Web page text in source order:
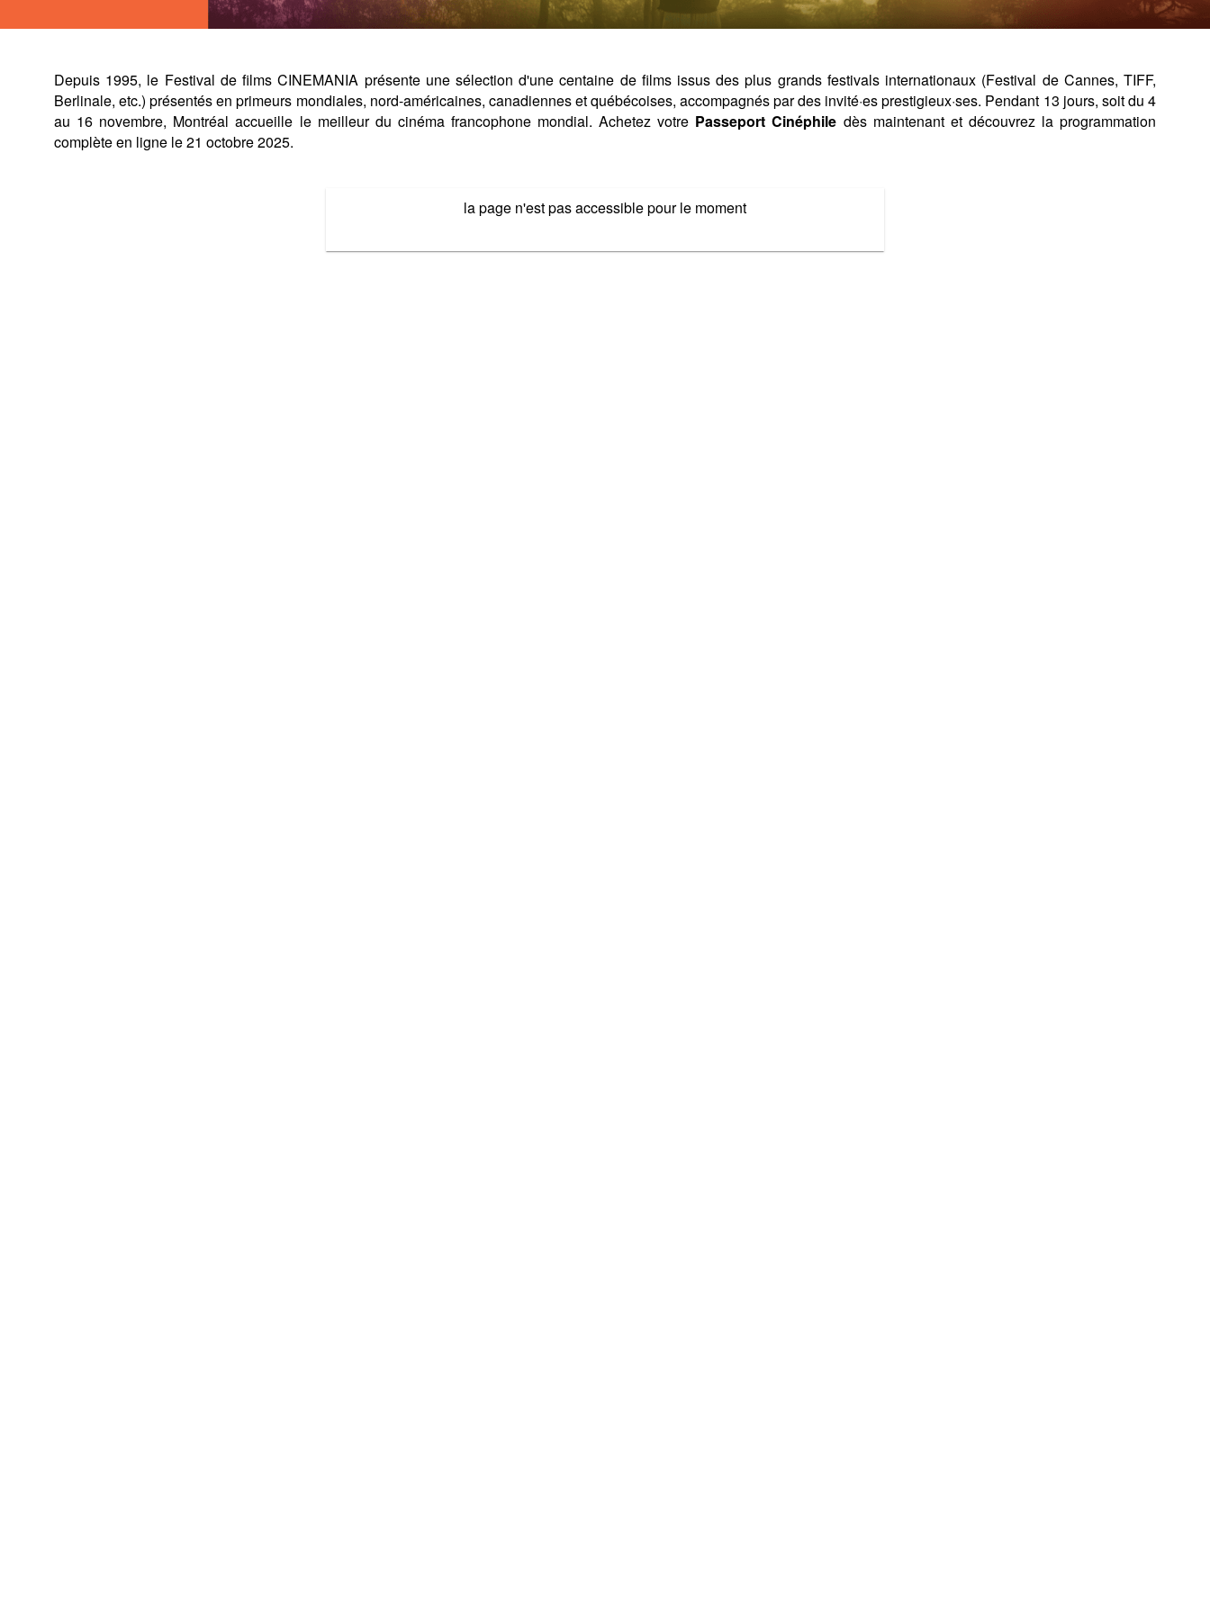
Depuis 1995, le Festival de films CINEMANIA présente une sélection d'une centaine de films issus des plus grands festivals internationaux (Festival de Cannes, TIFF,
Berlinale, etc.) présentés en primeurs mondiales, nord-américaines, canadiennes et québécoises, accompagnés par des invité·es prestigieux·ses. Pendant 13 jours, soit du 4
au 16 novembre, Montréal accueille le meilleur du cinéma francophone mondial. Achetez votre Passeport Cinéphile dès maintenant et découvrez la programmation
complète en ligne le 21 octobre 2025.
la page n'est pas accessible pour le moment